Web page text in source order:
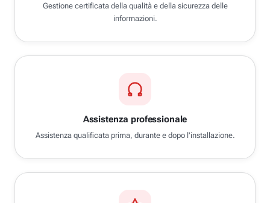
Gestione certificata della qualità e della sicurezza delle
informazioni.
Assistenza professionale
Assistenza qualificata prima, durante e dopo l'installazione.